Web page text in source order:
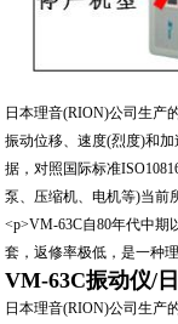
日本理音(RION)公司生产
振动位移、速度(烈度)和
据，对照国际标准
泵、压缩机、电机等)当前
<p>VM-63C自80年代中期
套，返修率极低，是一种
VM-63C振动仪/
日本理音(RION)公司生产